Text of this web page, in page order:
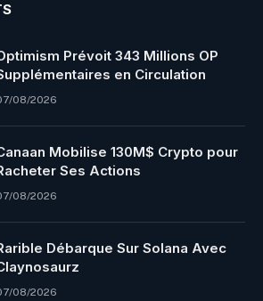
Prévoit 343 Millions OP
en Circulation
08/2026
Mobilise 130M$ Crypto pour
Ses Actions
08/2026
Débarque Sur Solana Avec
08/2026